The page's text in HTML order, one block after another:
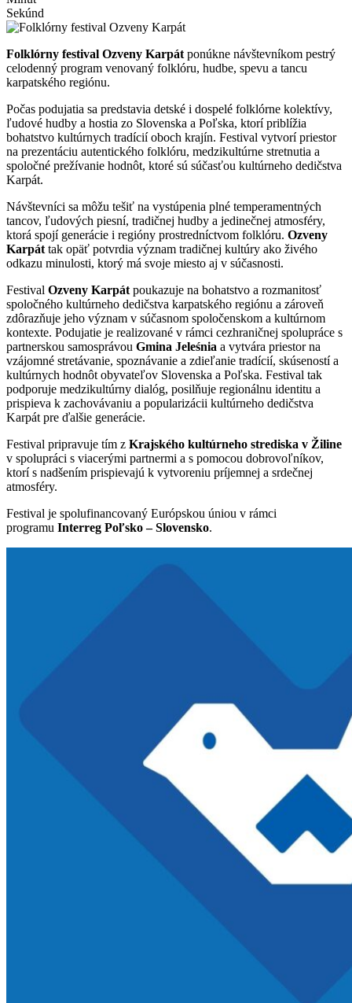
Sekúnd
Folklórny festival Ozveny Karpát ponúkne návštevníkom pestrý
celodenný program venovaný folklóru, hudbe, spevu a tancu
karpatského regiónu.
Počas podujatia sa predstavia detské i dospelé folklórne kolektívy,
ľudové hudby a hostia zo Slovenska a Poľska, ktorí priblížia
bohatstvo kultúrnych tradícií oboch krajín. Festival vytvorí priestor
na prezentáciu autentického folklóru, medzikultúrne stretnutia a
spoločné prežívanie hodnôt, ktoré sú súčasťou kultúrneho dedičstva
Karpát.
Návštevníci sa môžu tešiť na vystúpenia plné temperamentných
tancov, ľudových piesní, tradičnej hudby a jedinečnej atmosféry,
ktorá spojí generácie i regióny prostredníctvom folklóru. Ozveny
Karpát tak opäť potvrdia význam tradičnej kultúry ako živého
odkazu minulosti, ktorý má svoje miesto aj v súčasnosti.
Festival Ozveny Karpát poukazuje na bohatstvo a rozmanitosť
spoločného kultúrneho dedičstva karpatského regiónu a zároveň
zdôrazňuje jeho význam v súčasnom spoločenskom a kultúrnom
kontexte. Podujatie je realizované v rámci cezhraničnej spolupráce s
partnerskou samosprávou Gmina Jeleśnia a vytvára priestor na
vzájomné stretávanie, spoznávanie a zdieľanie tradícií, skúseností a
kultúrnych hodnôt obyvateľov Slovenska a Poľska. Festival tak
podporuje medzikultúrny dialóg, posilňuje regionálnu identitu a
prispieva k zachovávaniu a popularizácii kultúrneho dedičstva
Karpát pre ďalšie generácie.
Festival pripravuje tím z Krajského kultúrneho strediska v Žiline
v spolupráci s viacerými partnermi a s pomocou dobrovoľníkov,
ktorí s nadšením prispievajú k vytvoreniu príjemnej a srdečnej
atmosféry.
Festival je spolufinancovaný Európskou úniou v rámci
programu Interreg Poľsko – Slovensko.